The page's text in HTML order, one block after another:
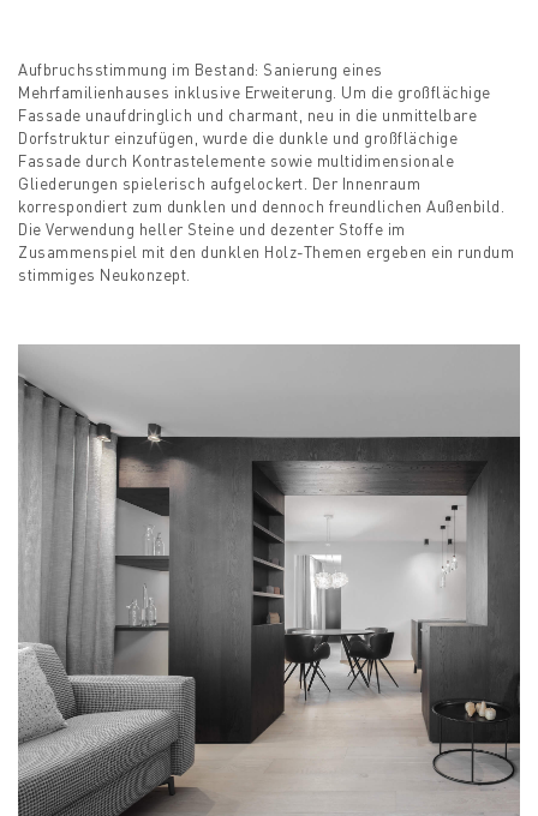
Aufbruchsstimmung im Bestand: Sanierung eines
Mehrfamilienhauses inklusive Erweiterung. Um die großflächige
Fassade unaufdringlich und charmant, neu in die unmittelbare
Dorfstruktur einzufügen, wurde die dunkle und großflächige
Fassade durch Kontrastelemente sowie multidimensionale
Gliederungen spielerisch aufgelockert. Der Innenraum
korrespondiert zum dunklen und dennoch freundlichen Außenbild.
Die Verwendung heller Steine und dezenter Stoffe im
Zusammenspiel mit den dunklen Holz-Themen ergeben ein rundum
stimmiges Neukonzept.